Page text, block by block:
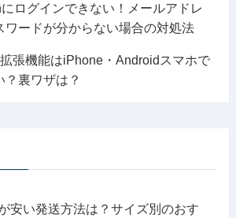
ログインできない！メールアドレ
ワードが分からない場合の対処法
張機能はiPhone・Androidスマホで
？裏ワザは？
安い発送方法は？サイズ別のおす